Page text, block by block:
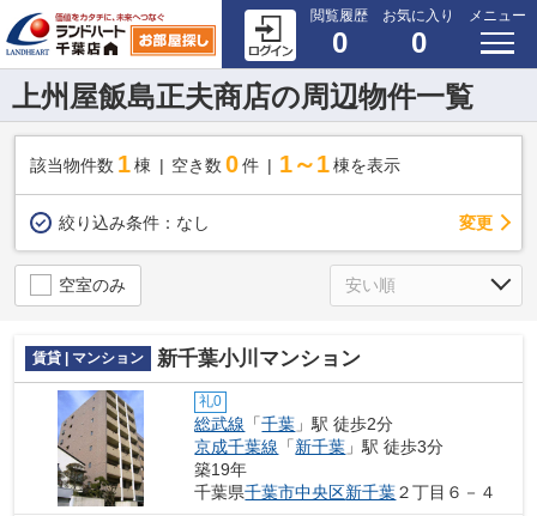
閲覧履歴
0
お気に入り
0
メニュー
上州屋飯島正夫商店の周辺物件一覧
該当物件数 1棟 空き数 0 件 1～1 棟を表示
絞り込み条件： なし 変更
空室のみ
賃貸 | マンション 新千葉小川マンション
礼0
総武線 「千葉 」駅 徒歩2分
京成千葉線 「新千葉 」駅 徒歩3分
築19年
千葉県千葉市中央区新千葉２丁目６－４